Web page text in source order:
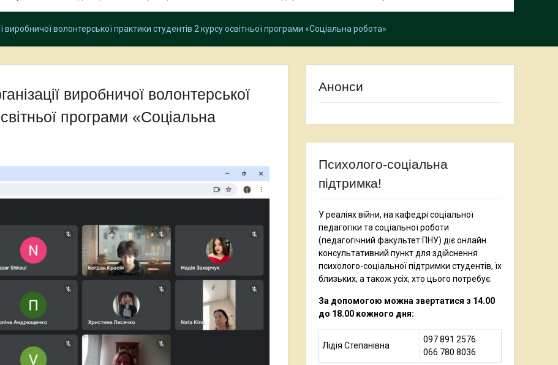
волонтерської практики студентів 2 курсу освітньої програми «Соціальна робота»
виробничої волонтерської
програми «Соціальна
Анонси
Психолого-соціальна
підтримка!
У реаліях війни, на кафедрі соціальної
педагогіки та соціальної роботи
(педагогічний факультет ПНУ) діє онлайн
консультативний пункт для здійснення
психолого-соціальної підтримки студентів, їх
близьких, а також усіх, хто цього потребує.
За допомогою можна звертатися з 14.00
до 18.00 кожного дня:
Лідія Степанівна
097 891 2576
066 780 8036